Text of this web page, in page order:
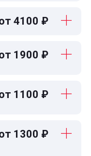
4100 ₽
1900 ₽
1100 ₽
1300 ₽